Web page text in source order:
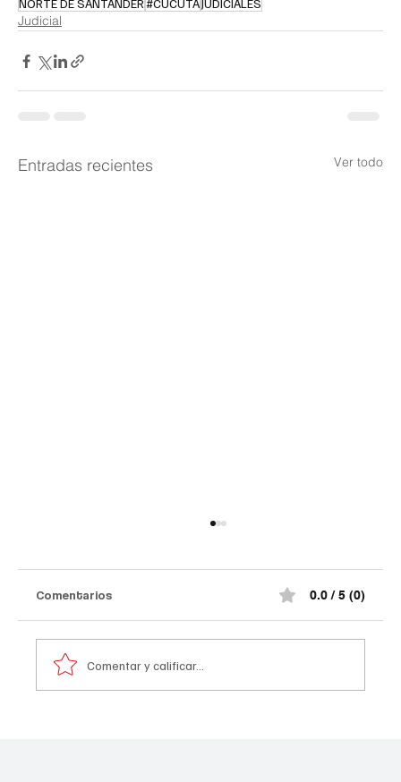
NORTE DE SANTANDER#CUCUTA JUDICIALES
Judicial
Entradas recientes Ver todo
terr0r1st@ de la madrugada
¡Impactante! Así quedó el comando de la
información preliminar, la explosión estuvo
acompañada por ráf@g@s
Comentarios 0.0 / 5 (0)
Comentar y calificar...